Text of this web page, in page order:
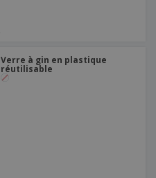
Verre à gin en plastique
réutilisable